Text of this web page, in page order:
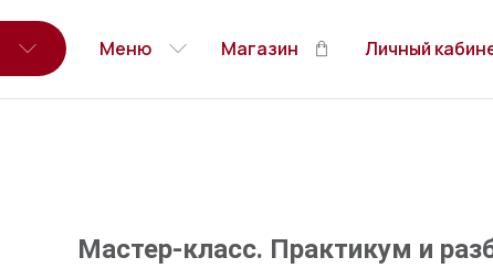
Меню Магазин Личный
Мастер-класс. Практикум и